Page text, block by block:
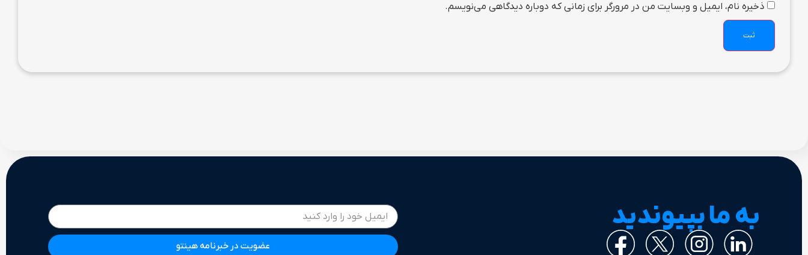
ذخیره نام، ایمیل و وبسایت من در مرورگر برای زمانی که دوباره دیدگاهی می‌نویسم.
به ما بپیوندید
عضویت در خبرنامه هینتو